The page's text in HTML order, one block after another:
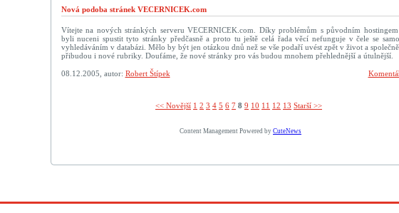
Nová podoba stránek VECERNICEK.com
Vítejte na nových stránkých serveru VECERNICEK.com. Díky problémům s původním hostingem
byli nuceni spustit tyto stránky předčasně a proto tu ještě celá řada věcí nefunguje v čele se
vyhledáváním v databázi. Mělo by být jen otázkou dnů než se vše podaří uvést zpět v život a
přibudou i nové rubriky. Doufáme, že nové stránky pro vás budou mnohem přehlednější a útulnější.
08.12.2005, autor: Robert Štípek
<< Novější­ 1 2 3 4 5 6 7 8 9 10 11 12 13 Starší >>
Content Management Powered by CuteNews